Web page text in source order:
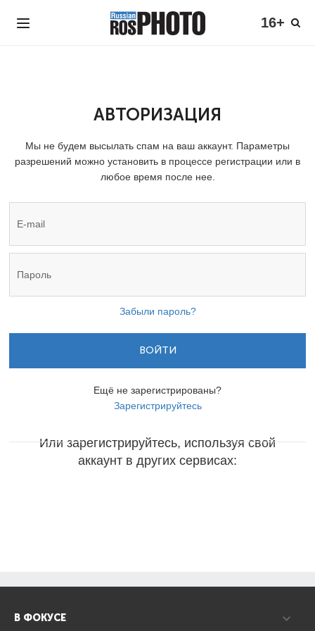
16+
АВТОРИЗАЦИЯ
Мы не будем высылать спам на ваш аккаунт. Параметры
разрешений можно установить в процессе регистрации или в
любое время после нее.
Забыли пароль?
ВОЙТИ
Ещё не зарегистрированы?
Зарегистрируйтесь
Или зарегистрируйтесь, используя свой
аккаунт в других сервисах:
В ФОКУСЕ